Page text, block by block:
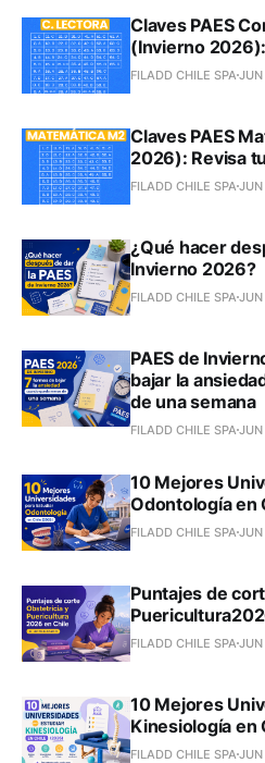
Claves PAES
(Invierno
FILADD CHILE SPA
Claves PAES
2026): Revisa
FILADD CHILE SPA
¿Qué hacer
Invierno 2026?
FILADD CHILE SPA
PAES de
bajar la
de una semana
FILADD CHILE SPA
10 Mejores
Odontología en
FILADD CHILE SPA
Puntajes de
FILADD CHILE SPA
10 Mejores
Kinesiología en
FILADD CHILE SPA